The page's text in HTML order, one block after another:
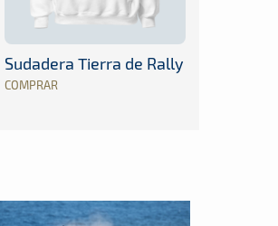
Sudadera Tierra de Rally
COMPRAR